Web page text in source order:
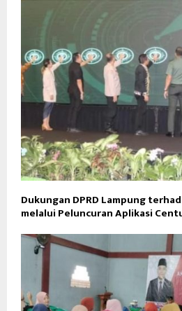
Dukungan DPRD Lampung
melalui Peluncuran Aplikasi